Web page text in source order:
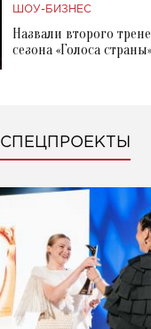
ШОУ-БИЗНЕС
Назвали второго
сезона «Голоса страны»
СПЕЦПРОЕКТЫ